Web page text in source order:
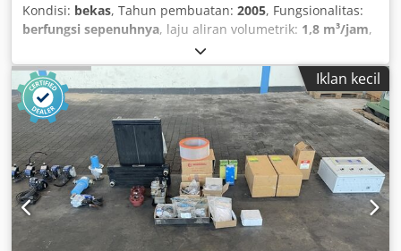
Kondisi: bekas, Tahun pembuatan: 2005, Fungsionalitas:
berfungsi sepenuhnya, laju aliran volumetrik: 1,8 m³/jam,
, panjang total:
1.450 mm, tekanan:16 batang, berat keseluruhan:300 kg,
BEKO DRYPOINT RA300 Refrigeration Dryer 30 m³/min +3°C
/ct1933/ Manufacturer: BEKO DRYPOINT Model: RA300
Year of manufacture: 2005 Connection: DN80 PN16 Dsdpfst
A Uwtox Al Ajkr Air flow rate: 1,800 m³/h, +3°C Level-
controlled BEKOMAT Condensate drain Operating
pressure: 4–14 bar Casing dimensions: 800 x 1000 x 1410
mm Weight: 275 kg
Iklan kecil